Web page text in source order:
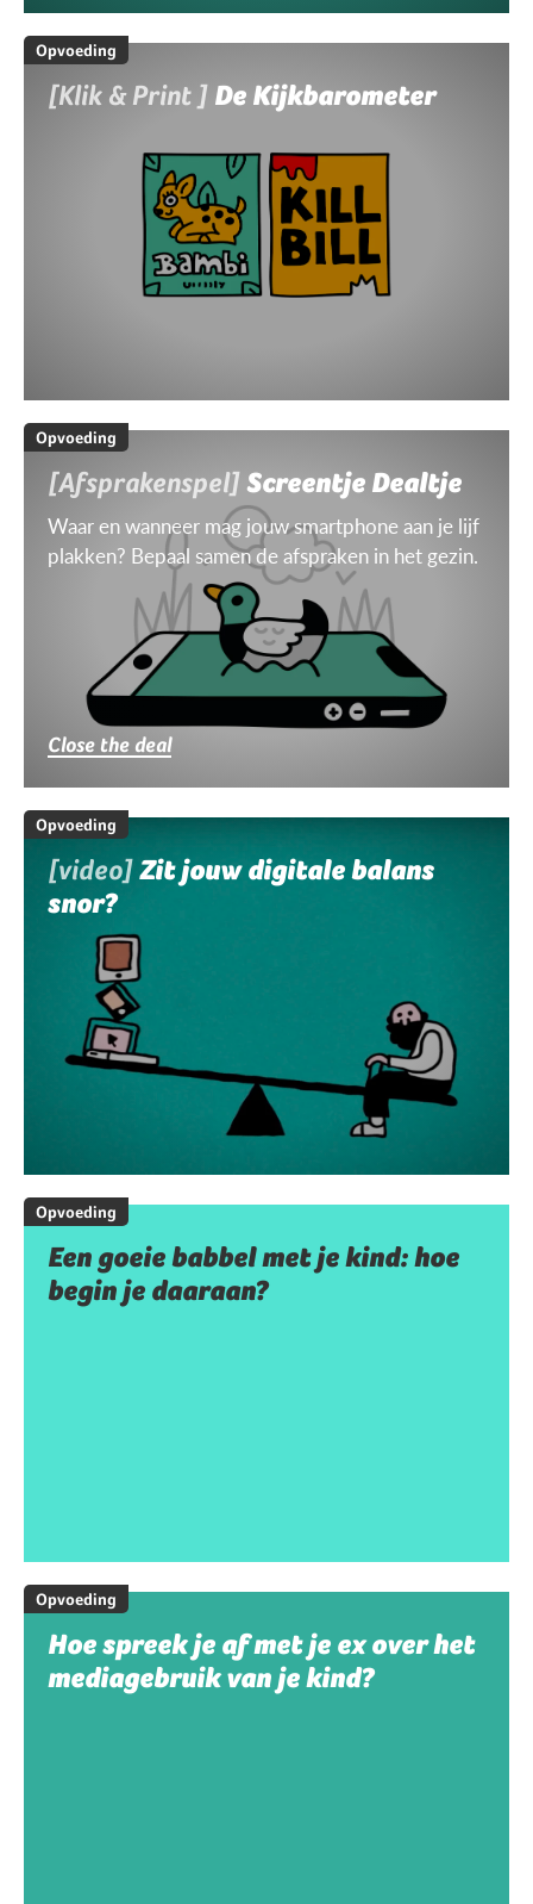
Opvoeding
[Klik & Print ] De Kijkbarometer
Opvoeding
[Afsprakenspel]Screentje Dealtje
Waar en wanneer mag jouw smartphone aan je lijf
plakken? Bepaal samen de afspraken in het gezin.
Close the deal
Opvoeding
[video]Zit jouw digitale balans
snor?
Opvoeding
Een goeie babbel met je kind: hoe
begin je daaraan?
Opvoeding
Hoe spreek je af met je ex over het
mediagebruik van je kind?